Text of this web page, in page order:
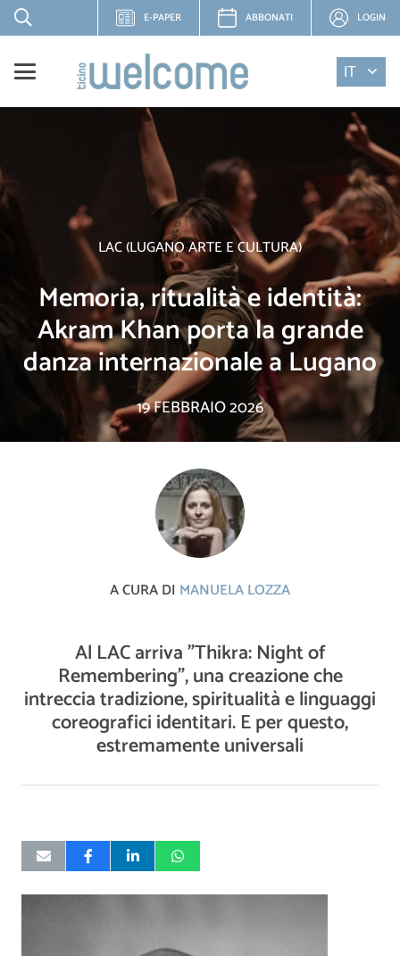
E-PAPER ABBONATI LOGIN
IT
LAC (LUGANO ARTE E CULTURA)
Memoria, ritualità e identità:
Akram Khan porta la grande
danza internazionale a Lugano
19 FEBBRAIO 2026
A CURA DI MANUELA LOZZA
Al LAC arriva "Thikra: Night of
Remembering", una creazione che
intreccia tradizione, spiritualità e linguaggi
coreografici identitari. E per questo,
estremamente universali